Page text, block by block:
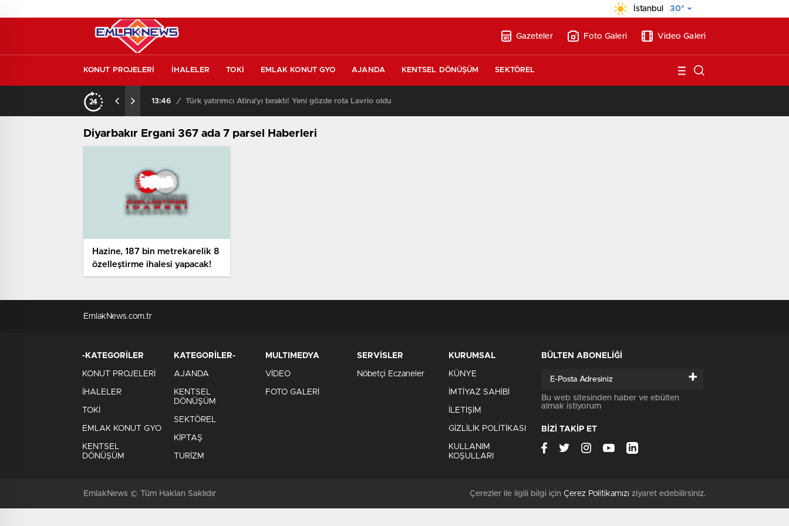
İstanbul 30°
Gazeteler Foto Galeri Video Galeri
KONUT PROJELERİ İHALELER TOKİ EMLAK KONUT GYO AJANDA KENTSEL DÖNÜŞÜM SEKTÖREL
13:46 / Türk yatırımcı Atina’yı bıraktı! Yeni gözde rota Lavrio oldu
Diyarbakır Ergani 367 ada 7 parsel Haberleri
Hazine, 187 bin metrekarelik 8
özelleştirme ihalesi yapacak!
EmlakNews.com.tr
-KATEGORİLER
KONUT PROJELERİ
İHALELER
TOKİ
EMLAK KONUT GYO
KENTSEL
DÖNÜŞÜM
KATEGORİLER-
AJANDA
KENTSEL
DÖNÜŞÜM
SEKTÖREL
KİPTAŞ
TURİZM
MULTIMEDYA
VİDEO
FOTO GALERİ
SERVİSLER
Nöbetçi Eczaneler
KURUMSAL
KÜNYE
İMTİYAZ SAHİBİ
İLETİŞİM
GİZLİLİK POLİTİKASI
KULLANIM
KOŞULLARI
BÜLTEN ABONELİĞİ
+
Bu web sitesinden haber ve ebülten
almak istiyorum
BİZİ TAKİP ET
EmlakNews © Tüm Hakları Saklıdır Çerezler ile ilgili bilgi için Çerez Politikamızı ziyaret edebilirsiniz.